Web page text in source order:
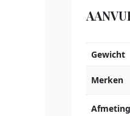
Gewicht
Merken